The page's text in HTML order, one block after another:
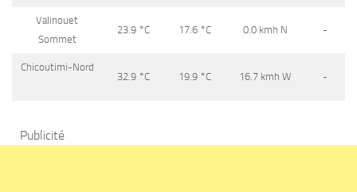
Valinouet
Sommet
23.9°C 17.6°C 0.0 kmh N -
Chicoutimi-Nord
32.9°C 19.9°C 16.7 kmh W -
Publicité